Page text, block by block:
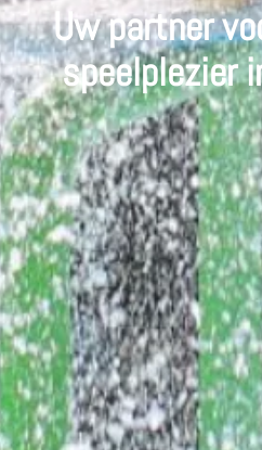
Uw partner
speelplezier